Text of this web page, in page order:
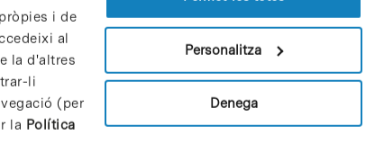
i de
al
la d'altres
li
(per
la Política
Personalitza
Denega
Política de privacitat
Avís Legal
Política de cookies
Patrons i patrocinadors
Borsa de treball
Contacte